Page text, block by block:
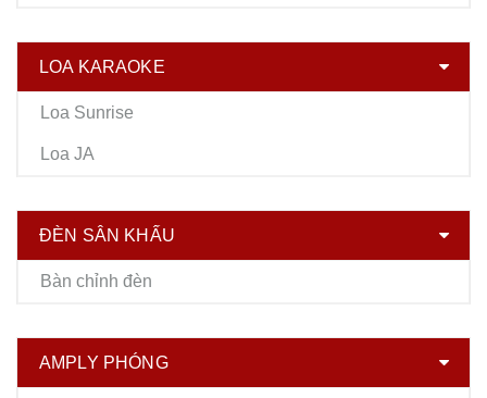
LOA KARAOKE
Loa Sunrise
Loa JA
ĐÈN SÂN KHẤU
Bàn chỉnh đèn
AMPLY PHÓNG